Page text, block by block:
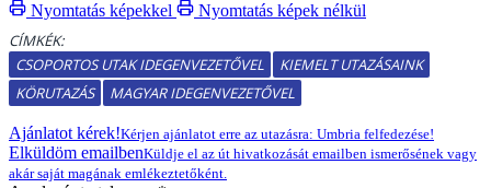
Nyomtatás képekkel
Nyomtatás képek nélkül
CÍMKÉK:
CSOPORTOS UTAK IDEGENVEZETŐVEL
KIEMELT UTAZÁSAINK
KÖRUTAZÁS
MAGYAR IDEGENVEZETŐVEL
Ajánlatot kérek!Kérjen ajánlatot erre az utazásra: Umbria felfedezése!
Elküldöm emailbenKüldje el az út hivatkozását emailben ismerősének vagy
akár saját magának emlékeztetőként.